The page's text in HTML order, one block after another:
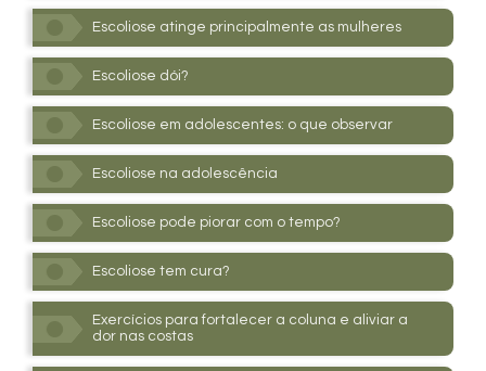
Escoliose atinge principalmente as mulheres
Escoliose dói?
Escoliose em adolescentes: o que observar
Escoliose na adolescência
Escoliose pode piorar com o tempo?
Escoliose tem cura?
Exercícios para fortalecer a coluna e aliviar a
dor nas costas